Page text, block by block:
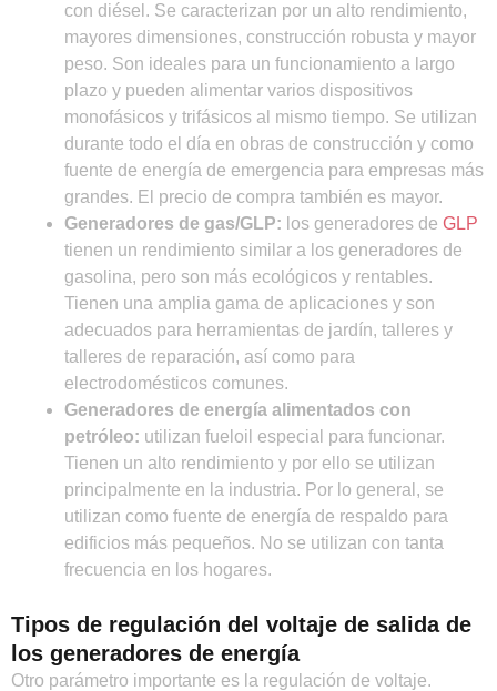
con diésel. Se caracterizan por un alto rendimiento,
mayores dimensiones, construcción robusta y mayor
peso. Son ideales para un funcionamiento a largo
plazo y pueden alimentar varios dispositivos
monofásicos y trifásicos al mismo tiempo. Se utilizan
durante todo el día en obras de construcción y como
fuente de energía de emergencia para empresas más
grandes. El precio de compra también es mayor.
Generadores de gas/GLP: los generadores de GLP
tienen un rendimiento similar a los generadores de
gasolina, pero son más ecológicos y rentables.
Tienen una amplia gama de aplicaciones y son
adecuados para herramientas de jardín, talleres y
talleres de reparación, así como para
electrodomésticos comunes.
Generadores de energía alimentados con
petróleo: utilizan fueloil especial para funcionar.
Tienen un alto rendimiento y por ello se utilizan
principalmente en la industria. Por lo general, se
utilizan como fuente de energía de respaldo para
edificios más pequeños. No se utilizan con tanta
frecuencia en los hogares.
Tipos de regulación del voltaje de salida de
los generadores de energía
Otro parámetro importante es la regulación de voltaje.